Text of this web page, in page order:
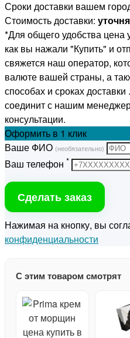
Сроки доставки вашем
Стоимость доставки:
*Для общего удобства цена
как вы нажали "Купить" и
свяжется наш оператор,
валюте вашей страны, а
способах и сроках
соединит с нашим
консультации.
Оформить в 1 клик
Ваше ФИО (необязательно)
Ваш телефон *
Сделать заказ
Нажимая на кнопку, вы
конфиденциальности
С этим товаром смотрят